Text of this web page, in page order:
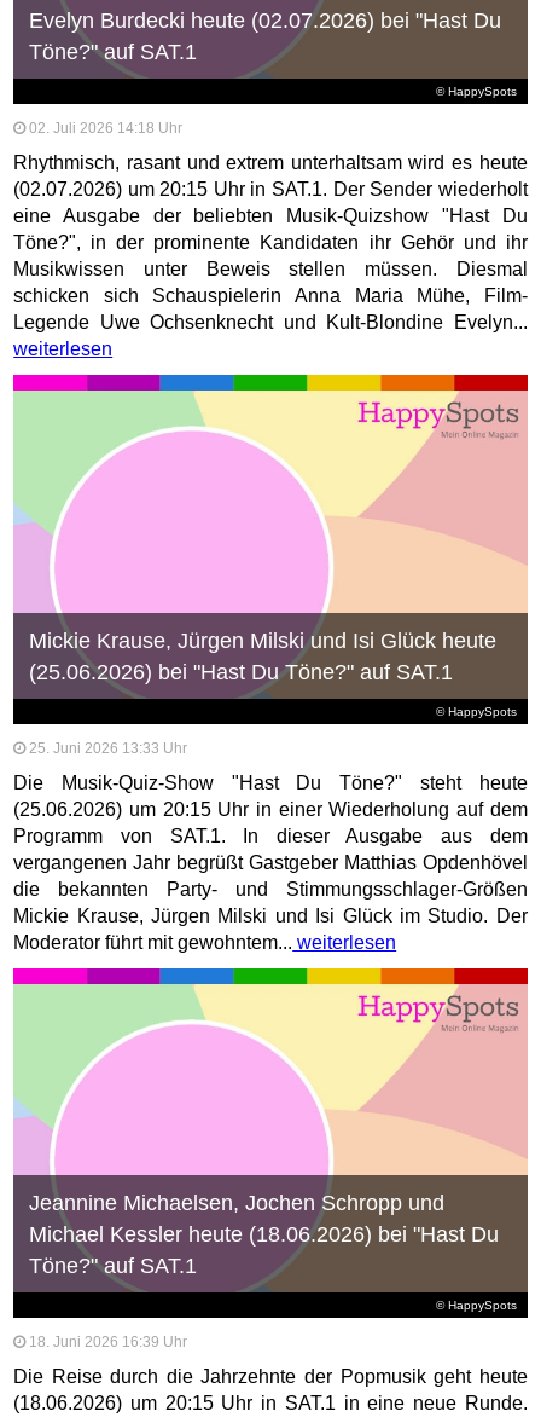
© HappySpots
Evelyn Burdecki heute (02.07.2026) bei "Hast Du
Töne?" auf SAT.1
02. Juli 2026 14:18 Uhr
Rhythmisch, rasant und extrem unterhaltsam wird es heute
(02.07.2026) um 20:15 Uhr in SAT.1. Der Sender wiederholt
eine Ausgabe der beliebten Musik-Quizshow "Hast Du
Töne?", in der prominente Kandidaten ihr Gehör und ihr
Musikwissen unter Beweis stellen müssen. Diesmal
schicken sich Schauspielerin Anna Maria Mühe, Film-
Legende Uwe Ochsenknecht und Kult-Blondine Evelyn...
weiterlesen
© HappySpots
Mickie Krause, Jürgen Milski und Isi Glück heute
(25.06.2026) bei "Hast Du Töne?" auf SAT.1
25. Juni 2026 13:33 Uhr
Die Musik-Quiz-Show "Hast Du Töne?" steht heute
(25.06.2026) um 20:15 Uhr in einer Wiederholung auf dem
Programm von SAT.1. In dieser Ausgabe aus dem
vergangenen Jahr begrüßt Gastgeber Matthias Opdenhövel
die bekannten Party- und Stimmungsschlager-Größen
Mickie Krause, Jürgen Milski und Isi Glück im Studio. Der
Moderator führt mit gewohntem... weiterlesen
© HappySpots
Jeannine Michaelsen, Jochen Schropp und
Michael Kessler heute (18.06.2026) bei "Hast Du
Töne?" auf SAT.1
18. Juni 2026 16:39 Uhr
Die Reise durch die Jahrzehnte der Popmusik geht heute
(18.06.2026) um 20:15 Uhr in SAT.1 in eine neue Runde.